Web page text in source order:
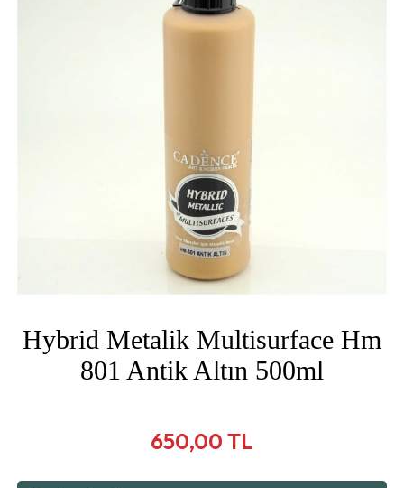
Hybrid Metalik Multisurface Hm
801 Antik Altın 500ml
650,00 TL